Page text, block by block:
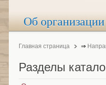
Об организации
Главная страница ⇒
Разделы